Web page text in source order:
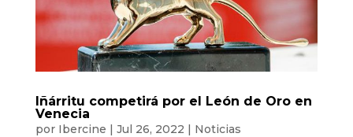
Iñárritu competirá por el León de Oro en
Venecia
por Ibercine | Jul 26, 2022 | Noticias